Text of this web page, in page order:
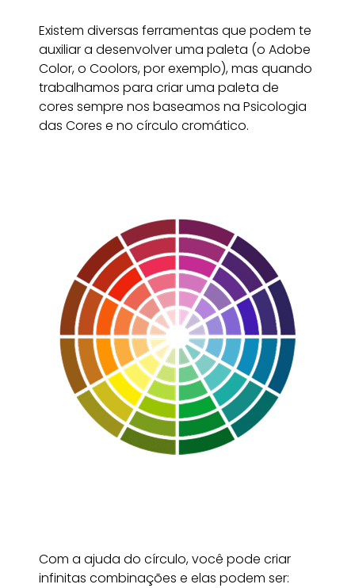
Existem diversas ferramentas que podem te
auxiliar a desenvolver uma paleta (o Adobe
Color, o Coolors, por exemplo), mas quando
trabalhamos para criar uma paleta de
cores sempre nos baseamos na Psicologia
das Cores e no círculo cromático.
Com a ajuda do círculo, você pode criar
infinitas combinações e elas podem ser: